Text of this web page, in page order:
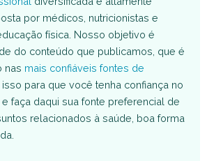
por médicos, nutricionistas e
física. Nosso objetivo é
do conteúdo que publicamos, que é
nas mais confiáveis fontes de
isso para que você tenha confiança no
faça daqui sua fonte preferencial de
relacionados à saúde, boa forma